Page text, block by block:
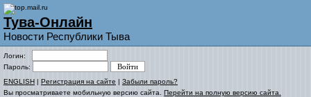
Тува-Онлайн
Новости Республики Тыва
Логин:
Пароль:
ENGLISH | Регистрация на сайте | Забыли пароль?
Вы просматриваете мобильную версию сайта. Перейти на полную версию сайта.